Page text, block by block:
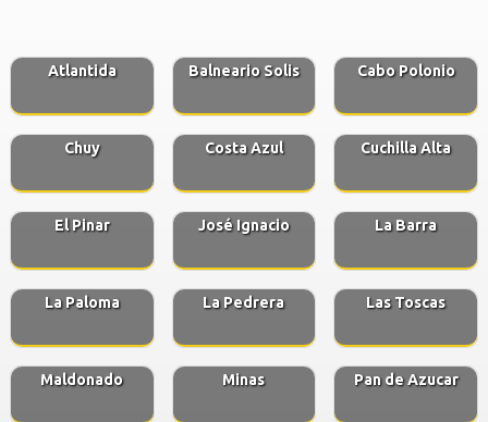
Atlantida Balneario Solis Cabo Polonio
Chuy Costa Azul Cuchilla Alta
El Pinar José Ignacio La Barra
La Paloma La Pedrera Las Toscas
Maldonado Minas Pan de Azucar